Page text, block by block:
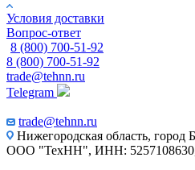
Условия доставки
Вопрос-ответ
8 (800) 700-51-92
8 (800) 700-51-92
trade@tehnn.ru
Telegram
trade@tehnn.ru
Нижегородская область, город
ООО "ТехНН", ИНН: